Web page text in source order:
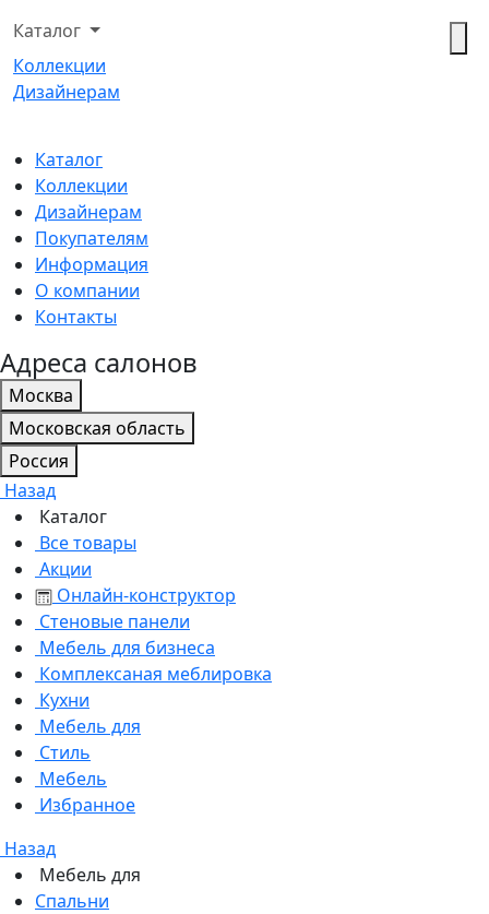
Каталог
Коллекции
Дизайнерам
Каталог
Коллекции
Дизайнерам
Покупателям
Информация
О компании
Контакты
Адреса салонов
Москва
Московская область
Россия
Назад
Каталог
Все товары
Акции
Онлайн-конструктор
Стеновые панели
Мебель для бизнеса
Комплексаная меблировка
Кухни
Мебель для
Стиль
Мебель
Избранное
Назад
Мебель для
Спальни